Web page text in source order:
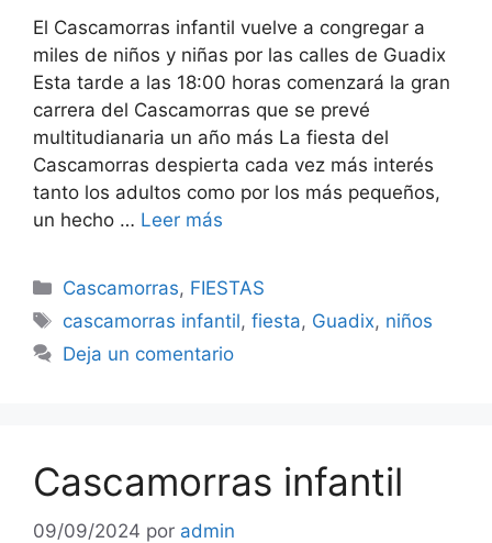
El Cascamorras infantil vuelve a congregar a
miles de niños y niñas por las calles de Guadix
Esta tarde a las 18:00 horas comenzará la gran
carrera del Cascamorras que se prevé
multitudianaria un año más La fiesta del
Cascamorras despierta cada vez más interés
tanto los adultos como por los más pequeños,
un hecho … Leer más
Categorías
Cascamorras, FIESTAS
Etiquetas
cascamorras infantil,fiesta, Guadix, niños
Deja un comentario
Cascamorras infantil
09/09/2024 por admin